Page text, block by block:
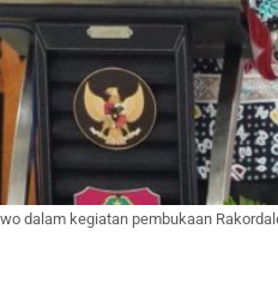
dalam kegiatan pembukaan